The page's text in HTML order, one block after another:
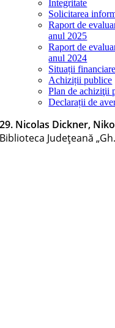
Integritate
Solicitarea
Raport de
anul 2025
Raport de
anul 2024
Situații financiare
Achiziții publice
Plan de achiziţii
Declarații de
29. Nicolas Dickner,
Biblioteca Judeţeană